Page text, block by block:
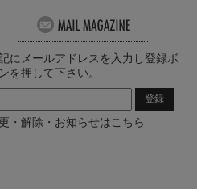
にメールアドレスを入力し登録ボ
を押して下さい。
・解除・お知らせはこちら